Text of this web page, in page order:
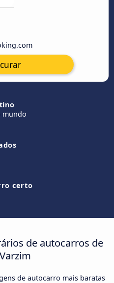
mundo
certo
de autocarros de
de autocarro mais baratas